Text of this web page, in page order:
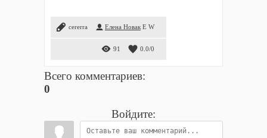
cererra Елена Новак E W
91 0.0/0
Всего комментариев:
0
Войдите: